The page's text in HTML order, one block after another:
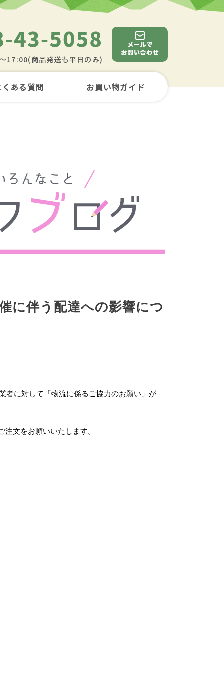
17:00(商品発送も平日のみ)
くある質問 お買い物ガイド
に伴う配達への影響につ
者に対して「物流に係るご協力のお願い」が
文をお願いいたします。